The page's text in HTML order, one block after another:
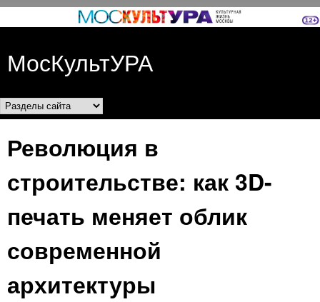
Перейти к основному
МосКультУРА
Разделы сайта
Революция в
строительстве: как 3D-
печать меняет облик
современной
архитектуры